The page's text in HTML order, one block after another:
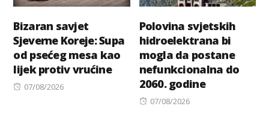
Bizaran savjet
Sjeverne Koreje: Supa
od psećeg mesa kao
lijek protiv vrućine
Posted
07/08/2026
Polovina svjetskih
hidroelektrana bi
mogla da postane
nefunkcionalna do
2060. godine
Posted
07/08/2026